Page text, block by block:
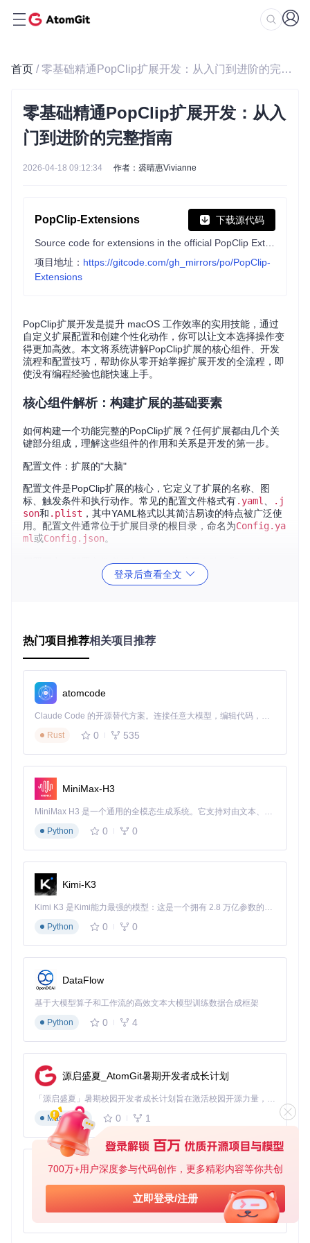
700万+用户深度参与代码创作，更多精彩内容等你共创
立即登录/注册
首页 / 零基础精通PopClip扩展开发：从入门到进阶的完整指南
零基础精通PopClip扩展开发：从入
门到进阶的完整指南
2026-04-18 09:12:34 作者：裘晴惠Vivianne
PopClip-Extensions 下载源代码
项目地址： https://gitcode.com/gh_mirrors/po/PopClip-
Extensions
PopClip扩展开发是提升 macOS 工作效率的实用技能，通过
自定义扩展配置和创建个性化动作，你可以让文本选择操作变
得更加高效。本文将系统讲解PopClip扩展的核心组件、开发
流程和配置技巧，帮助你从零开始掌握扩展开发的全流程，即
使没有编程经验也能快速上手。
核心组件解析：构建扩展的基础要素
如何构建一个功能完整的PopClip扩展？任何扩展都由几个关
键部分组成，理解这些组件的作用和关系是开发的第一步。
配置文件：扩展的"大脑"
配置文件是PopClip扩展的核心，它定义了扩展的名称、图
标、触发条件和执行动作。常见的配置文件格式有.yaml
.j
son和 .plist ，其中YAML格式以其简洁易读的特点被广泛使
用。配置文件通常位于扩展目录的根目录，命名为Config.ya
ml或Config.json。
配置要点：配置文件必须包含name（扩展名称）和
（动作列表）字段，其他字段如icon和trigger
图标是扩展在PopClip菜单中显示的视觉标识，直接影响用户
体验。图标资源存放于扩展目录的根目录或专门的
录（建议分辨率256x256，支持PNG和SVG格式）。一个扩展
可以包含多个图标，用于不同的动作或状态。
源代码文件：扩展的"肌肉"
源代码文件实现扩展的核心功能，支持多种脚本语言，包括Sh
位于Source
目录或直接存放在扩展根目录，文件命名无严格
限制但建议使用有意义的名称，如main.js或action.sh。
理解扩展的目录结构有助于规范开发流程。以下是一个典型的
PopClip扩展目录结构：
键"显示包内容"来查看内部结构。
快速上手流程：5分钟搭建你的第一个扩展
环境准备：无需复杂配置
PopClip扩展开发不需要安装额外的开发环境，只需一个文本
编辑器（如VS Code）和PopClip应用本身。首先，确保你已
# 克隆项目仓库
# 创建新扩展目录
mkdir
💡 技巧：可以复制现有简单扩展（如 Capitalize.popclipe
）作为模板，在此基础上修改会更高效。
一个最简化的扩展需要以下3个文件：
登录后查看全文
热门项目推荐相关项目推荐
atomcode
Claude Code 的开源替代方案。连接任意大模型，编辑代码，运行命令，自动验证 — 全自动执行。用 Rust 构建，极致性能。 ｜ An open-source alternative to Claude Code. Connect any LLM, edit code, run commands, and verify changes — autonomously. Built in Rust for speed. Get Started
Rust
0 535
MiniMax-H3
MiniMax H3 是一个通用的全模态生成系统。它支持对由文本、图像、视频和音频组成的多模态上下文进行统一理解，并能生成分辨率高达 2K、时长可达 15 秒的带原生立体声音频的视频。得益于面向任务泛化的系统设计，H3 在预训练阶段就已具备广泛的多模态上下文理解与生成能力，能够出色地执行复杂的多模态指令。
Python
0 0
Kimi-K3
Kimi K3 是Kimi能力最强的模型：这是一个拥有 2.8 万亿参数的混合专家（MoE）模型，具备原生视觉理解能力，并支持 100 万 token 的上下文窗口。
Python
0 0
DataFlow
基于大模型算子和工作流的高效文本大模型训练数据合成框架
Python
0 4
源启盛夏_AtomGit暑期开发者成长计划
「源启盛夏」暑期校园开发者成长计划旨在激活校园开源力量，通过积分激励、认证扶持、资源倾斜等形式，引导高校组织和开发者完成「入驻 — 建项目 — 做贡献 — 获认证 — 得资源」的完整闭环。无论你是想带领社团入驻平台的组织者，还是希望用代码贡献证明自己的开发者，都能在这里找到属于你的成长路径。
Markdown
0 1
py-xiaozhi
基于Python的Xiaozhi AI，适用于想要完整Xiaozhi体验而无需拥有专用硬件的用户。
Python
0 1